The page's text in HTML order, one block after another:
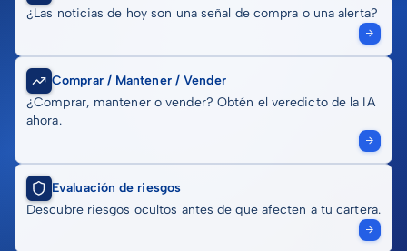
¿Las noticias de hoy son una señal de compra o una alerta?
Comprar / Mantener / Vender
¿Comprar, mantener o vender? Obtén el veredicto de la IA
ahora.
Evaluación de riesgos
Descubre riesgos ocultos antes de que afecten a tu cartera.